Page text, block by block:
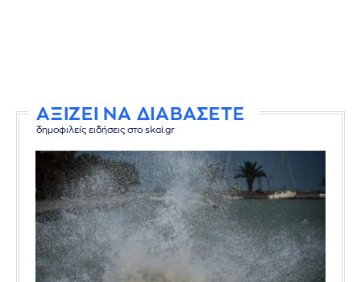
ΑΞΙΖΕΙ ΝΑ ΔΙΑΒΑΣΕΤΕ
δημοφιλείς ειδήσεις στο skai.gr